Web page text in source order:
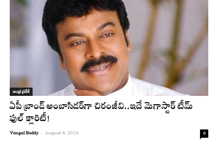
ఆంధ్ర ప్రదేశ్
ఏపీ బ్రాండ్ అంబాసిడర్‌గా చిరంజీవి..ఇదే మెగాస్టార్ టీమ్
ఫుల్ క్లారిటీ!
Vengal Reddy - August 8, 2026 0